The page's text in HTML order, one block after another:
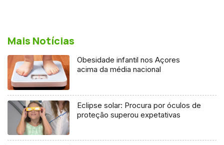
Mais Notícias
Obesidade infantil nos Açores
acima da média nacional
Eclipse solar: Procura por óculos de
proteção superou expetativas